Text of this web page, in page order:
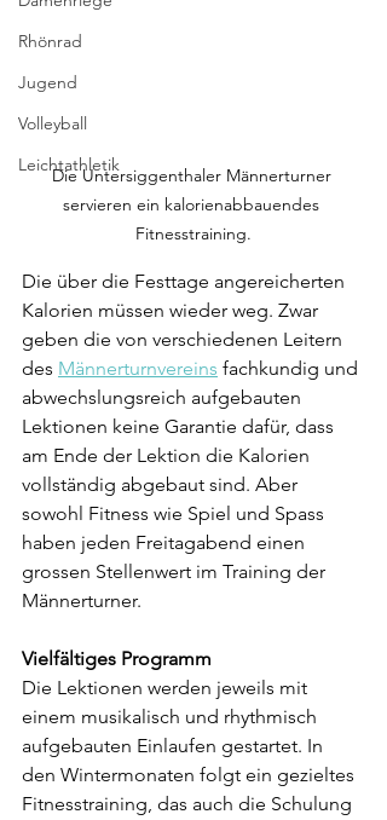
Rhönrad
Jugend
Volleyball
Leichtathletik
Die Untersiggenthaler Männerturner
servieren ein kalorienabbauendes
Fitnesstraining.
Die über die Festtage angereicherten
Kalorien müssen wieder weg. Zwar
geben die von verschiedenen Leitern
des Männerturnvereins fachkundig und
abwechslungsreich aufgebauten
Lektionen keine Garantie dafür, dass
am Ende der Lektion die Kalorien
vollständig abgebaut sind. Aber
sowohl Fitness wie Spiel und Spass
haben jeden Freitagabend einen
grossen Stellenwert im Training der
Männerturner.
Vielfältiges Programm
Die Lektionen werden jeweils mit
einem musikalisch und rhythmisch
aufgebauten Einlaufen gestartet. In
den Wintermonaten folgt ein gezieltes
Fitnesstraining, das auch die Schulung